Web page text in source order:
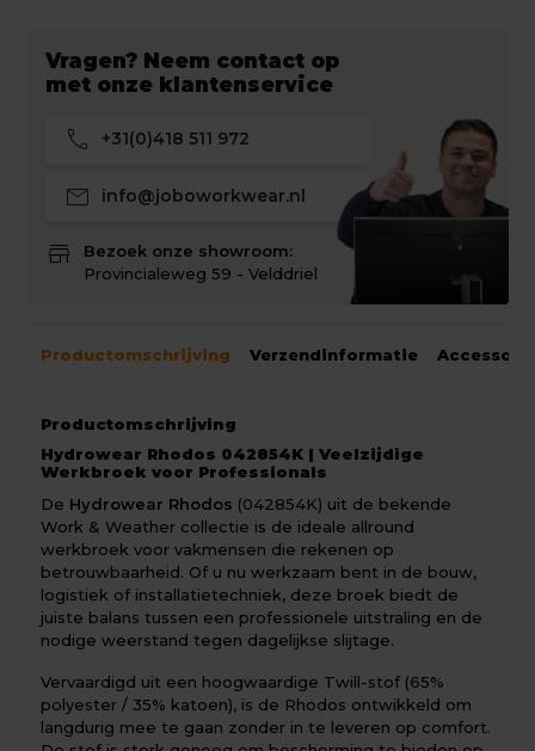
Vragen? Neem contact op
met onze klantenservice
call +31(0)418 511 972
mail info@joboworkwear.nl
store
Bezoek onze showroom:
Provincialeweg 59 - Velddriel
Productomschrijving Verzendinformatie
Productomschrijving
Hydrowear Rhodos 042854K | Veelzijdige
Werkbroek voor Professionals
De Hydrowear Rhodos (042854K) uit de bekende
Work & Weather collectie is de ideale allround
werkbroek voor vakmensen die rekenen op
betrouwbaarheid. Of u nu werkzaam bent in de bouw,
logistiek of installatietechniek, deze broek biedt de
juiste balans tussen een professionele uitstraling en de
nodige weerstand tegen dagelijkse slijtage.
Vervaardigd uit een hoogwaardige Twill-stof (65%
polyester / 35% katoen), is de Rhodos ontwikkeld om
langdurig mee te gaan zonder in te leveren op comfort.